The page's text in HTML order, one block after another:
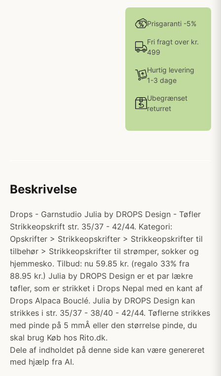
Prisgaranti -5%
Fri fragt over kr.
499
Hurtig levering
1-3 dage
Ubegrænset
returret
Beskrivelse
Drops - Garnstudio Julia by DROPS Design - Tøfler
Strikkeopskrift str. 35/37 - 42/44. Kategori:
Opskrifter > Strikkeopskrifter > Strikkeopskrifter til
tilbehør > Strikkeopskrifter til strømper, sokker og
hjemmesko. Tilbud: nu 59.85 kr. (regalo 33% fra
88.95 kr.) Julia by DROPS Design er et par lækre
tøfler, som er strikket i Drops Nepal med en kant af
Drops Alpaca Bouclé. Julia by DROPS Design kan
strikkes i str. 35/37 - 38/40 - 42/44. Tøflerne strikkes
med pinde på 5 mmÂ eller den størrelse pinde, du
skal brug Køb hos Rito.dk.
Dele af indholdet på denne side kan være genereret
med hjælp fra AI.